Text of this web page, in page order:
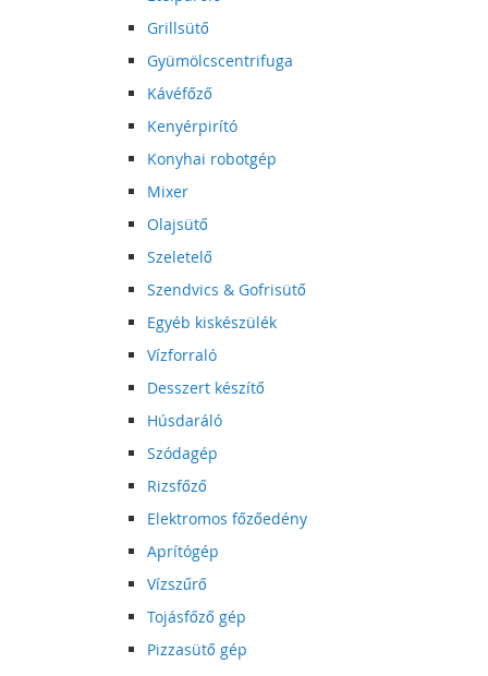
Grillsütő
Gyümölcscentrifuga
Kávéfőző
Kenyérpirító
Konyhai robotgép
Mixer
Olajsütő
Szeletelő
Szendvics & Gofrisütő
Egyéb kiskészülék
Vízforraló
Desszert készítő
Húsdaráló
Szódagép
Rizsfőző
Elektromos főzőedény
Aprítógép
Vízszűrő
Tojásfőző gép
Pizzasütő gép